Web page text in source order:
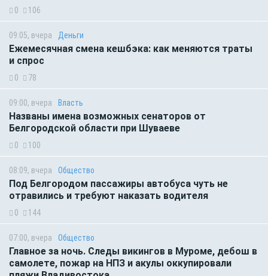
0 106
09:05, вчера Деньги
Ежемесячная смена кешбэка: как меняются траты
и спрос
0 78
09:00, вчера Власть
Названы имена возможных сенаторов от
Белгородской области при Шуваеве
0 100
08:09, вчера Общество
Под Белгородом пассажиры автобуса чуть не
отравились и требуют наказать водителя
0 144
07:00, вчера Общество
Главное за ночь. Следы викингов в Муроме, дебош в
самолете, пожар на НПЗ и акулы оккупировали